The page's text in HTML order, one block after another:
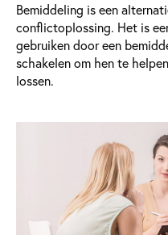
Bemiddeling is een
conflictoplossing. Het is
gebruiken door een
schakelen om hen te
lossen.